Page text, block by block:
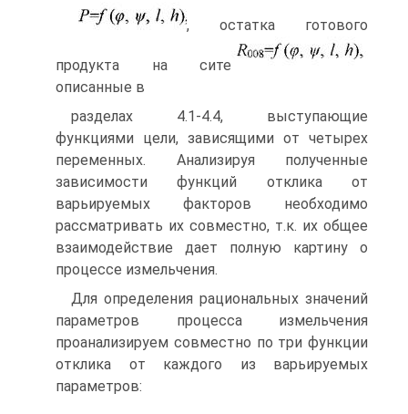
, остатка готового
продукта на сите
описанные в
разделах 4.1-4.4, выступающие
функциями цели, зависящими от четырех
пере­менных. Анализируя полученные
зависимости функций отклика от
варьируемых факторов необходимо
рассматривать их совместно, т.к. их общее
взаимодействие дает полную картину о
процессе измельчения.
Для определения рациональных значений
параметров процесса измельчения
проанализируем совместно по три функции
отклика от каждого из варьируемых
параметров: